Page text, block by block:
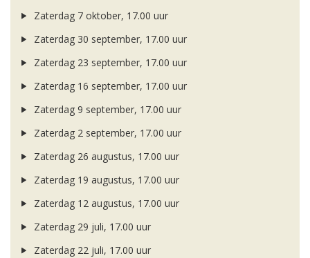
Zaterdag 7 oktober, 17.00 uur
Zaterdag 30 september, 17.00 uur
Zaterdag 23 september, 17.00 uur
Zaterdag 16 september, 17.00 uur
Zaterdag 9 september, 17.00 uur
Zaterdag 2 september, 17.00 uur
Zaterdag 26 augustus, 17.00 uur
Zaterdag 19 augustus, 17.00 uur
Zaterdag 12 augustus, 17.00 uur
Zaterdag 29 juli, 17.00 uur
Zaterdag 22 juli, 17.00 uur